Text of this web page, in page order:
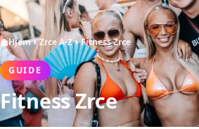
Hjem Zrce A-Z Fitness Zrce
GUIDE
Fitness Zrce